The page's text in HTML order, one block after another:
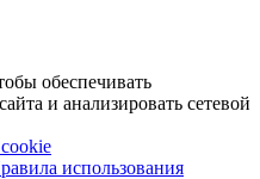
обеспечивать
и анализировать сетевой
использования